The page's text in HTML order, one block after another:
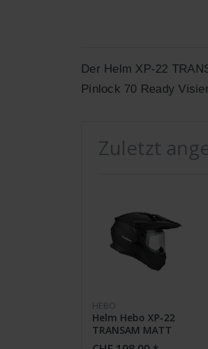
Der Helm XP-22
Pinlock 70 Ready
Zuletzt
HEBO
Helm Hebo XP-22
TRANSAM MATT